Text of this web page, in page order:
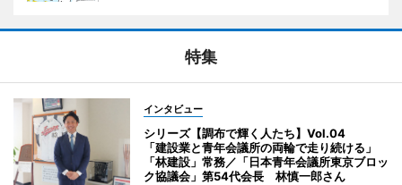
特集
インタビュー
シリーズ【調布で輝く人たち】Vol.04
「建設業と青年会議所の両輪で走り続ける」
「林建設」常務／「日本青年会議所東京ブロッ
ク協議会」第54代会長 林慎一郎さん